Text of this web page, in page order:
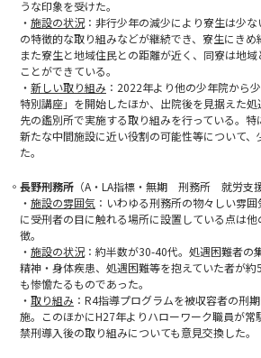
うな印象を受けた。
・ 施設の状況：非行少年の減少により寮生は少
の特徴的な取り組みなどが継続でき、寮生にきめ
また寮生と地域住民との距離が近く、同寮は地
ことができている。
・ 新しい取り組み ：2022年より他の少年院から
特別講座」を開始したほか、出院後を見据えた
先の鑑別所で実施する取り組みを行っている。
新たな中間施設に近い役割の可能性等について
た。
◦長野刑務所 （A・LA指標・無期 刑務所 就労支
・ 施設の雰囲気 ：いわゆる刑務所の物々しい雰
に受刑者の目に触れる場所に設置している点は
徴。
・ 施設の状況：約半数が30-40代。処遇困難者の
精神・身体疾患、処遇困難等を抱えていた者が
も惨憺たるものであった。
・ 取り組み ：R4指導プログラムを被収容者の刑
施。このほかにH27年よりハローワーク職員が
禁刑導入後の取り組みについても意見交換した。